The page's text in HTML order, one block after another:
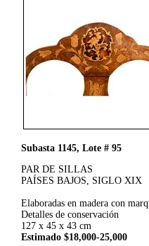
Subasta 1145, Lote # 95
PAR DE SILLAS
PAÍSES BAJOS, SIGLO XIX
Elaboradas en madera con
Detalles de conservación
127 x 45 x 43 cm
Estimado $18,000-25,000